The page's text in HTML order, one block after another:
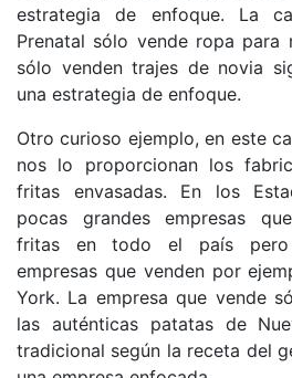
estrategia de enfoque. La
Prenatal sólo vende ropa para
sólo venden trajes de novia
una estrategia de enfoque.
Otro curioso ejemplo, en este
nos lo proporcionan los
fritas envasadas. En los
pocas grandes empresas
fritas en todo el país pero
empresas que venden por
York. La empresa que vende
las auténticas patatas de
tradicional según la receta del